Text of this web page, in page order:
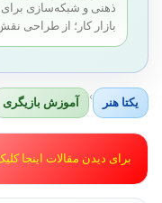
ذهنی و شبکه‌سازی برای
بازار کار؛ از طراحی
یکتا هنر › آموزش بازیگری
برای دیدن مقالات اینجا